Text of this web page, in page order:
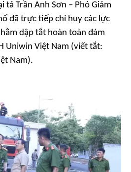
tá Trần Anh Sơn – Phó Giám
đã trực tiếp chỉ huy các lực
dập tắt hoàn toàn đám
Uniwin Việt Nam (viết tắt:
Nam).